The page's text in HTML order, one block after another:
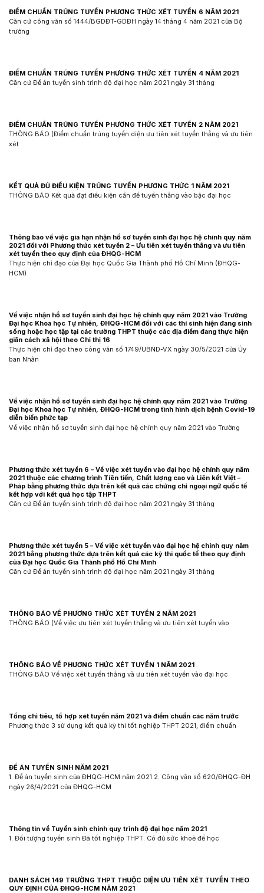
ĐIỂM CHUẨN TRÚNG TUYỂN PHƯƠNG THỨC XÉT TUYỂN 6 NĂM 2021
Căn cứ công văn số 1444/BGDĐT-GDĐH ngày 14 tháng 4 năm 2021 của Bộ
trưởng
ĐIỂM CHUẨN TRÚNG TUYỂN PHƯƠNG THỨC XÉT TUYỂN 4 NĂM 2021
Căn cứ Đề án tuyển sinh trình độ đại học năm 2021 ngày 31 tháng
ĐIỂM CHUẨN TRÚNG TUYỂN PHƯƠNG THỨC XÉT TUYỂN 2 NĂM 2021
THÔNG BÁO (Điểm chuẩn trúng tuyển diện ưu tiên xét tuyển thẳng và ưu tiên
xét
KẾT QUẢ ĐỦ ĐIỀU KIỆN TRÚNG TUYỂN PHƯƠNG THỨC 1 NĂM 2021
THÔNG BÁO Kết quả đạt điều kiện cần để tuyển thẳng vào bậc đại học
Thông báo về việc gia hạn nhận hồ sơ tuyển sinh đại học hệ chính quy năm
2021 đối với Phương thức xét tuyển 2 – Ưu tiên xét tuyển thẳng và ưu tiên
xét tuyển theo quy định của ĐHQG-HCM
Thực hiện chỉ đạo của Đại học Quốc Gia Thành phố Hồ Chí Minh (ĐHQG-
HCM)
Về việc nhận hồ sơ tuyển sinh đại học hệ chính quy năm 2021 vào Trường
Đại học Khoa học Tự nhiên, ĐHQG-HCM đối với các thí sinh hiện đang sinh
sống hoặc học tập tại các trường THPT thuộc các địa điểm đang thực hiện
giãn cách xã hội theo Chỉ thị 16
Thực hiện chỉ đạo theo công văn số 1749/UBND-VX ngày 30/5/2021 của Ủy
ban Nhân
Về việc nhận hồ sơ tuyển sinh đại học hệ chính quy năm 2021 vào Trường
Đại học Khoa học Tự nhiên, ĐHQG-HCM trong tình hình dịch bệnh Covid-19
diễn biến phức tạp
Về việc nhận hồ sơ tuyển sinh đại học hệ chính quy năm 2021 vào Trường
Phương thức xét tuyển 6 – Về việc xét tuyển vào đại học hệ chính quy năm
2021 thuộc các chương trình Tiên tiến, Chất lượng cao và Liên kết Việt –
Pháp bằng phương thức dựa trên kết quả các chứng chỉ ngoại ngữ quốc tế
kết hợp với kết quả học tập THPT
Căn cứ Đề án tuyển sinh trình độ đại học năm 2021 ngày 31 tháng
Phương thức xét tuyển 5 – Về việc xét tuyển vào đại học hệ chính quy năm
2021 bằng phương thức dựa trên kết quả các kỳ thi quốc tế theo quy định
của Đại học Quốc Gia Thành phố Hồ Chí Minh
Căn cứ Đề án tuyển sinh trình độ đại học năm 2021 ngày 31 tháng
THÔNG BÁO VỀ PHƯƠNG THỨC XÉT TUYỂN 2 NĂM 2021
THÔNG BÁO (Về việc ưu tiên xét tuyển thẳng và ưu tiên xét tuyển vào
THÔNG BÁO VỀ PHƯƠNG THỨC XÉT TUYỂN 1 NĂM 2021
THÔNG BÁO Về việc xét tuyển thẳng và ưu tiên xét tuyển vào đại học
Tổng chỉ tiêu, tổ hợp xét tuyển năm 2021 và điểm chuẩn các năm trước
Phương thức 3 sử dụng kết quả kỳ thi tốt nghiệp THPT 2021, điểm chuẩn
ĐỀ ÁN TUYỂN SINH NĂM 2021
1. Đề án tuyển sinh của ĐHQG-HCM năm 2021 2. Công văn số 620/ĐHQG-ĐH
ngày 26/4/2021 của ĐHQG-HCM
Thông tin về Tuyển sinh chính quy trình độ đại học năm 2021
1. Đối tượng tuyển sinh Đã tốt nghiệp THPT. Có đủ sức khoẻ để học
DANH SÁCH 149 TRƯỜNG THPT THUỘC DIỆN ƯU TIÊN XÉT TUYỂN THEO
QUY ĐỊNH CỦA ĐHQG-HCM NĂM 2021